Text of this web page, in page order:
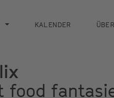
KALENDER ÜBER
food